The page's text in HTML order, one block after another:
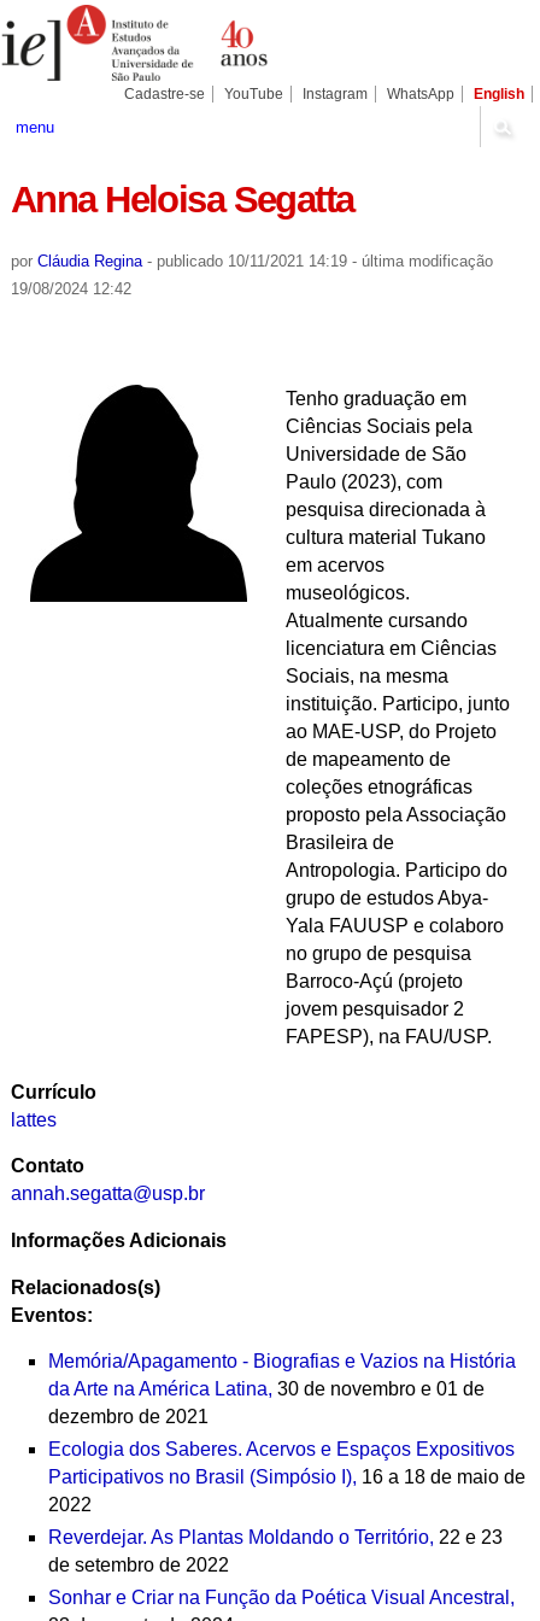
para
conteúdo.
Pessoais
Cadastre-se YouTube Instagram WhatsApp English
menu
Anna Heloisa Segatta
por Cláudia Regina - publicado10/11/2021 14:19 - última modificação
19/08/2024 12:42
Tenho graduação em
Ciências Sociais pela
Universidade de São
Paulo (2023), com
pesquisa direcionada à
cultura material Tukano
em acervos
museológicos.
Atualmente cursando
licenciatura em Ciências
Sociais, na mesma
instituição. Participo, junto
ao MAE-USP, do Projeto
de mapeamento de
coleções etnográficas
proposto pela Associação
Brasileira de
Antropologia. Participo do
grupo de estudos Abya-
Yala FAUUSP e colaboro
no grupo de pesquisa
Barroco-Açú (projeto
jovem pesquisador 2
FAPESP), na FAU/USP.
Currículo
lattes
Contato
annah.segatta@usp.br
Informações Adicionais
Relacionados(s)
Eventos:
Memória/Apagamento - Biografias e Vazios na História
da Arte na América Latina, 30 de novembro e 01 de
dezembro de 2021
Ecologia dos Saberes. Acervos e Espaços Expositivos
Participativos no Brasil (Simpósio I), 16 a 18 de maio de
2022
Reverdejar. As Plantas Moldando o Território, 22 e 23
de setembro de 2022
Sonhar e Criar na Função da Poética Visual Ancestral,